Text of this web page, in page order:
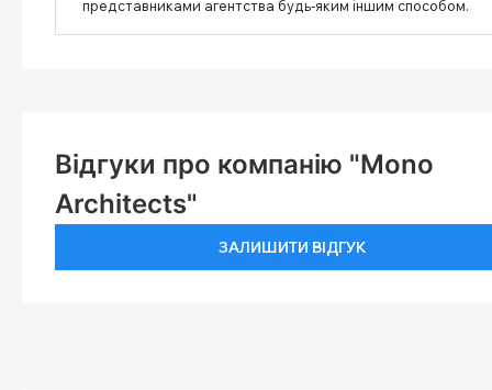
представниками агентства будь-яким іншим способом.
Відгуки про компанію "Mono
Architects"
ЗАЛИШИТИ ВІДГУК